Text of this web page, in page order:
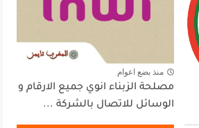
منذ بضع اعوام
مصلحة الزبناء انوي جميع الارقام و
الوسائل للاتصال بالشركة ...